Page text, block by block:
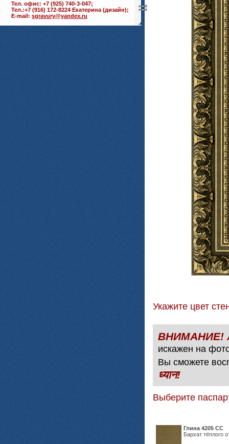
Тел. офис: +7 (925) 740-3-047;
Тел.:+7 (916) 172-8224 Екатерина (дизайн);
E-mail: sgravury@yandex.ru
Укажите цвет
искажен на
Вы сможете
ध्यान!
Выберите
Глина 4205 СС
Бархат тёплого